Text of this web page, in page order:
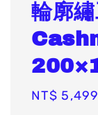
輪廓
Sale
NT$ 5,499